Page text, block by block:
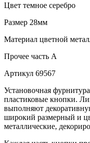
Цвет темное серебро
Размер 28мм
Материал цветной
Прочее часть A
Артикул 69567
Установочная
пластиковые кнопки.
выполняют
широкий размерный и
металлические,